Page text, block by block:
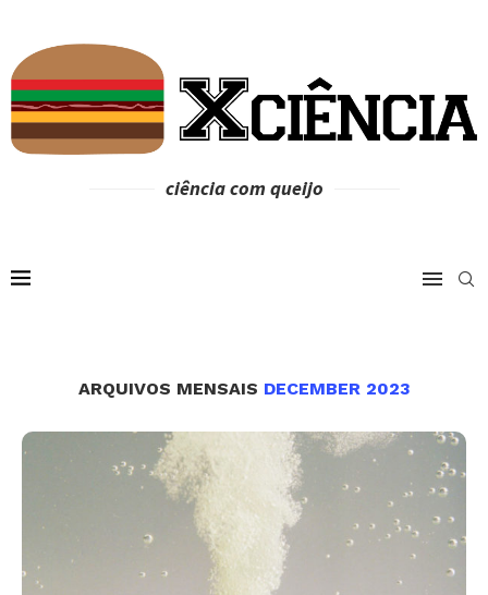
ciência com queijo
ARQUIVOS MENSAIS DECEMBER 2023